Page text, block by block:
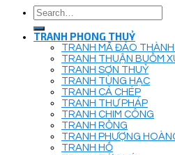
Search
for:
TRANH PHONG THUỶ
TRANH MÃ ĐÁO
TRANH THUẬN BUỒM
TRANH SƠN THUỶ
TRANH TÙNG HẠC
TRANH CÁ CHÉP
TRANH THƯ PHÁP
TRANH CHIM CÔNG
TRANH RỒNG
TRANH PHƯỢNG
TRANH HỔ